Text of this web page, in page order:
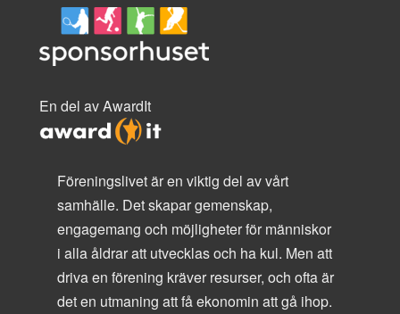
En del av AwardIt
Föreningslivet är en viktig del av vårt
samhälle. Det skapar gemenskap,
engagemang och möjligheter för människor
i alla åldrar att utvecklas och ha kul. Men att
driva en förening kräver resurser, och ofta är
det en utmaning att få ekonomin att gå ihop.